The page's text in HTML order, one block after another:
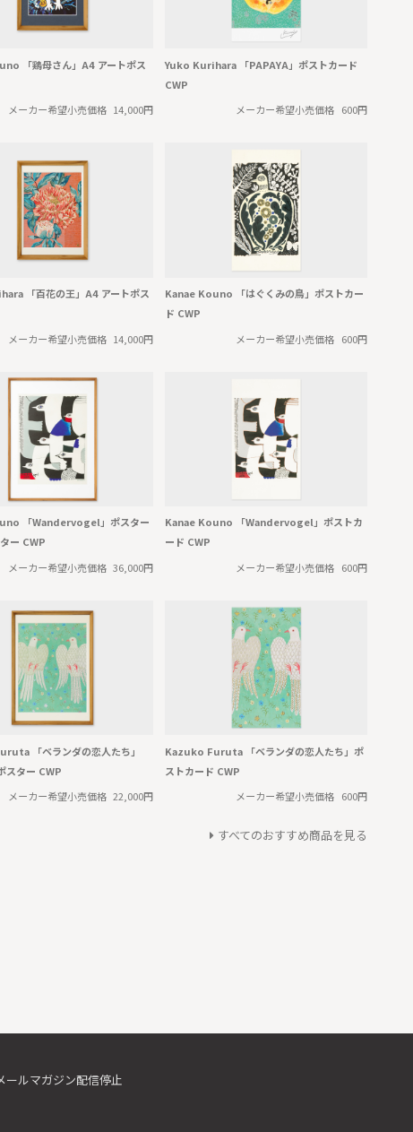
「鶏母さん」A4 アートポス
メーカー希望小売価格 14,000円
Yuko Kurihara 「PAPAYA」ポストカード
CWP
メーカー希望小売価格 600円
「百花の王」A4 アートポス
メーカー希望小売価格 14,000円
Kanae Kouno 「はぐくみの鳥」ポストカー
ド CWP
メーカー希望小売価格 600円
「Wandervogel」ポスター
ー CWP
メーカー希望小売価格 36,000円
Kanae Kouno 「Wandervogel」ポストカ
ード CWP
メーカー希望小売価格 600円
「ベランダの恋人たち」
スター CWP
メーカー希望小売価格 22,000円
Kazuko Furuta 「ベランダの恋人たち」ポ
ストカード CWP
メーカー希望小売価格 600円
すべてのおすすめ商品を見る
ールマガジン配信停止